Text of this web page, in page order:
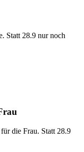
Statt 28.9 nur noch
die Frau. Statt 28.9